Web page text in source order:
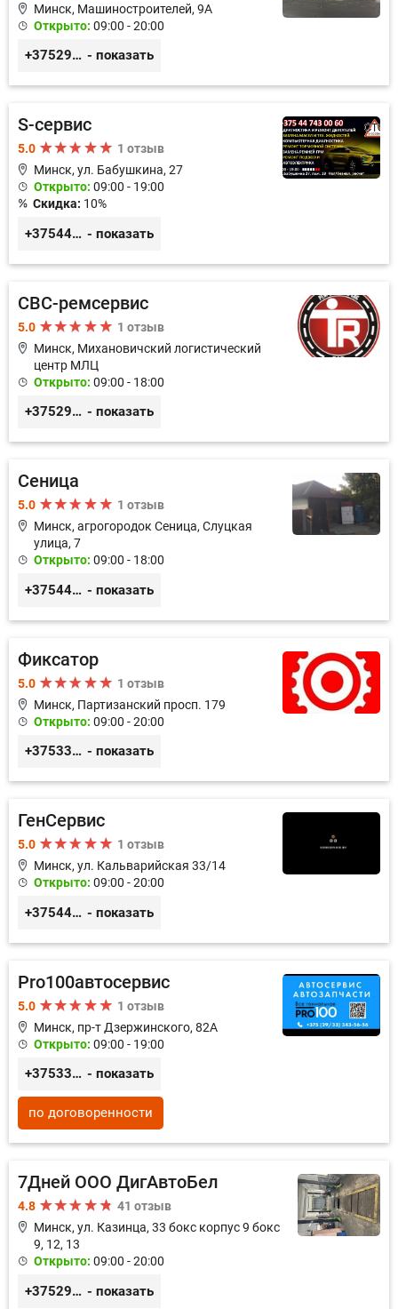
Минск, Машиностроителей, 9A
Открыто: 09:00 - 20:00
+375293857117 - показать
S-сервис
5.0
1 отзыв
Минск, ул. Бабушкина, 27
Открыто: 09:00 - 19:00
Скидка: 10%
+375447430060 - показать
СВС-ремсервис
5.0
1 отзыв
Минск, Михановичский логистический
центр МЛЦ
Открыто: 09:00 - 18:00
+375296233505 - показать
Сеница
5.0
1 отзыв
Минск, агрогородок Сеница, Слуцкая
улица, 7
Открыто: 09:00 - 18:00
+375447670468 - показать
Фиксатор
5.0
1 отзыв
Минск, Партизанский просп. 179
Открыто: 09:00 - 20:00
+375336617270 - показать
ГенСервис
5.0
1 отзыв
Минск, ул. Кальварийская 33/14
Открыто: 09:00 - 20:00
+375444649592 - показать
Pro100автосервис
5.0
1 отзыв
Минск, пр-т Дзержинского, 82А
Открыто: 09:00 - 19:00
+375333435656 - показать
по договоренности
7Дней ООО ДигАвтоБел
4.8
41 отзыв
Минск, ул. Казинца, 33 бокс корпус 9 бокс
9, 12, 13
Открыто: 09:00 - 20:00
+375296518100 - показать